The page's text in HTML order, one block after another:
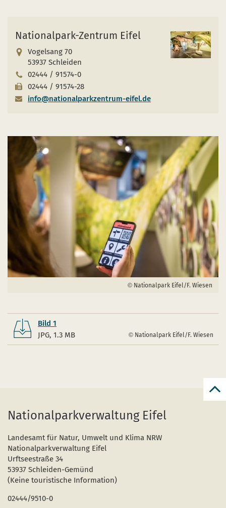
Nationalpark-Zentrum Eifel
Vogelsang 70
53937 Schleiden
02444 / 91574-0
02444 / 91574-28
info@nationalparkzentrum-eifel.de
Nationalpark Eifel/F. Wiesen
Bild 1
JPG, 1.3 MB
Nationalpark Eifel/F. Wiesen
Nationalparkverwaltung Eifel
Landesamt für Natur, Umwelt und Klima NRW
Nationalparkverwaltung Eifel
Urftseestraße 34
53937 Schleiden-Gemünd
(Keine touristische Information)
02444/9510-0